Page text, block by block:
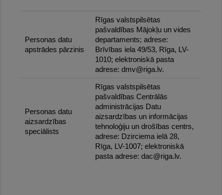
Personas datu
apstrādes pārzinis
Rīgas valstspilsētas
pašvaldības Mājokļu un vides
departaments; adrese:
Brīvības iela 49/53, Rīga, LV-
1010; elektroniskā pasta
adrese: dmv@riga.lv.
Personas datu
aizsardzības
speciālists
Rīgas valstspilsētas
pašvaldības Centrālās
administrācijas Datu
aizsardzības un informācijas
tehnoloģiju un drošības centrs,
adrese: Dzirciema ielā 28,
Rīga, LV-1007; elektroniskā
pasta adrese: dac@riga.lv.